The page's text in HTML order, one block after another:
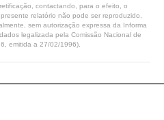
contactando, para o efeito, o
relatório não pode ser reproduzido,
sem autorização expressa da Informa
legalizada pela Comissão Nacional de
emitida a 27/02/1996).